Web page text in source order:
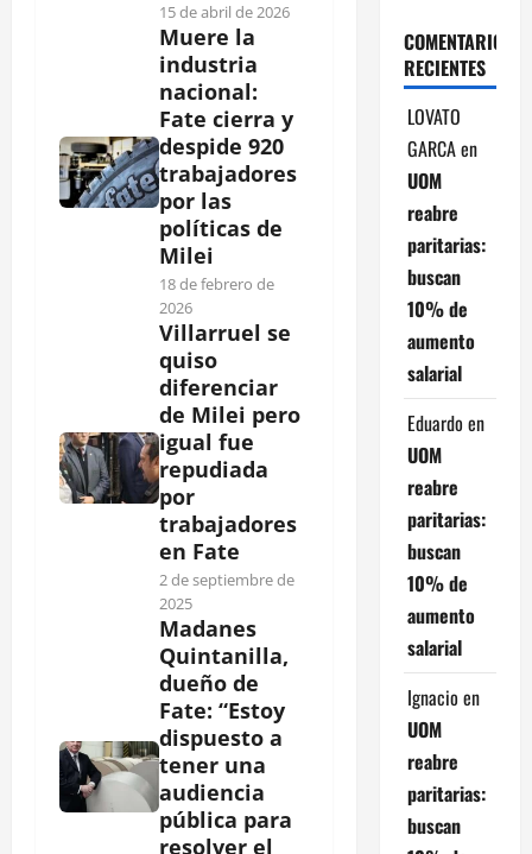
15 de abril de 2026
Muere la
industria
nacional:
Fate cierra y
despide 920
trabajadores
por las
políticas de
Milei
18 de febrero de
2026
Villarruel se
quiso
diferenciar
de Milei pero
igual fue
repudiada
por
trabajadores
en Fate
2 de septiembre de
2025
Madanes
Quintanilla,
dueño de
Fate: “Estoy
dispuesto a
tener una
audiencia
pública para
resolver el
COMENTARIOS
RECIENTES
LOVATO
GARCAen
UOM
reabre
paritarias:
buscan
10% de
aumento
salarial
Eduardo en
UOM
reabre
paritarias:
buscan
10% de
aumento
salarial
Ignacio en
UOM
reabre
paritarias:
buscan